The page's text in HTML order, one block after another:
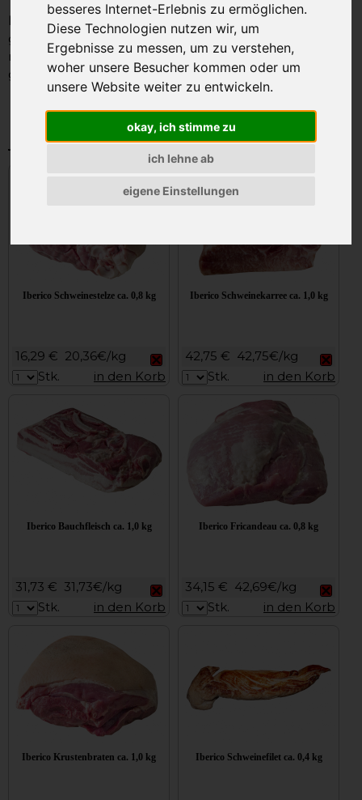
besseres Internet-Erlebnis zu ermöglichen.
Diese Technologien nutzen wir, um
Ergebnisse zu messen, um zu verstehen,
woher unsere Besucher kommen oder um
unsere Website weiter zu entwickeln.
okay, ich stimme zu
ich lehne ab
eigene Einstellungen
Natürlicher Genuss
- Das Fleisch der Iberico Schweine
gehört geschmacklich zum Besten Schweinefleisch das
man bekommen kann! Küchenfertig gereift und gut
gekühlt liefern wir es zu Ihnen nach Hause.
Iberico Schwein
Iberico Schweinestelze ca. 0,8 kg
16,29 € 20,36€/kg
Stk.
in den Korb
Iberico Schweinekarree ca. 1,0 kg
42,75 € 42,75€/kg
Stk.
in den Korb
Iberico Bauchfleisch ca. 1,0 kg
31,73 € 31,73€/kg
Stk.
in den Korb
Iberico Fricandeau ca. 0,8 kg
34,15 € 42,69€/kg
Stk.
in den Korb
Iberico Krustenbraten ca. 1,0 kg Iberico Schweinefilet ca. 0,4 kg